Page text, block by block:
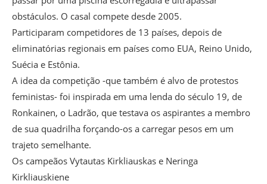
obstáculos. O casal compete desde 2005.
Participaram competidores de 13 países, depois de
eliminatórias regionais em países como EUA, Reino Unido,
Suécia e Estônia.
A idea da competição -que também é alvo de protestos
feministas- foi inspirada em uma lenda do século 19, de
Ronkainen, o Ladrão, que testava os aspirantes a membro
de sua quadrilha forçando-os a carregar pesos em um
trajeto semelhante.
Os campeãos Vytautas Kirkliauskas e Neringa
Kirkliauskiene